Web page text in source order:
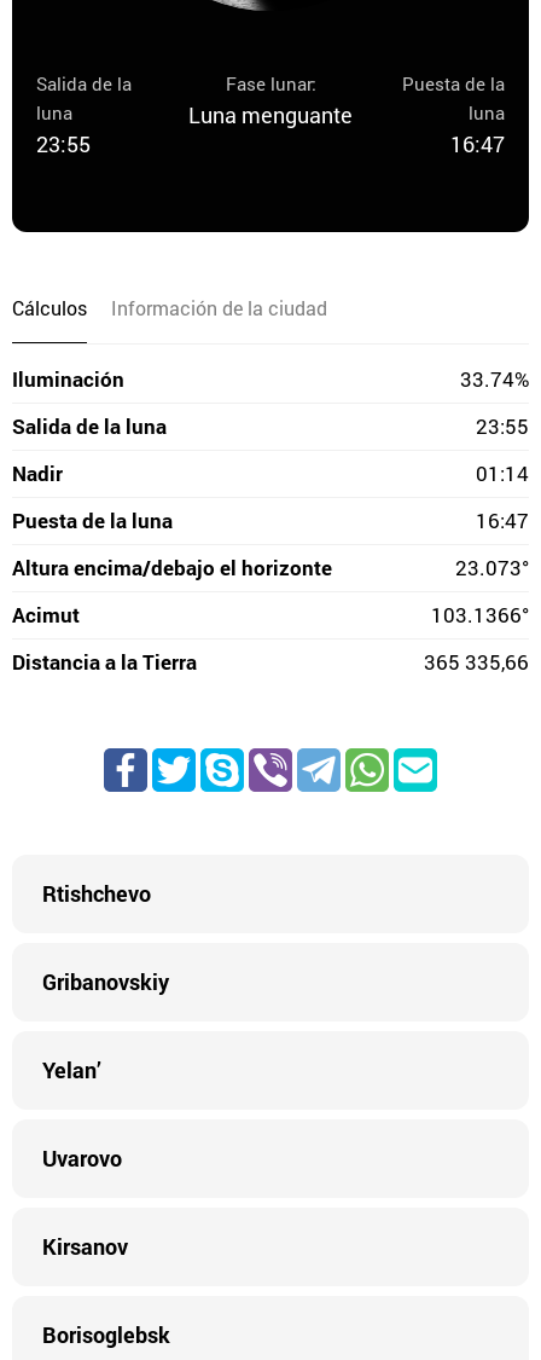
Salida de la
luna
23:55
Fase lunar:
Luna menguante
Puesta de la
luna
16:47
Cálculos Información de la ciudad
Iluminación
33.74%
Salida de la luna
23:55
Nadir
01:14
Puesta de la luna
16:47
Altura encima/debajo el horizonte
23.073°
Acimut
103.1366°
Distancia a la Tierra
365 335,66
Rtishchevo
Gribanovskiy
Yelan’
Uvarovo
Kirsanov
Borisoglebsk